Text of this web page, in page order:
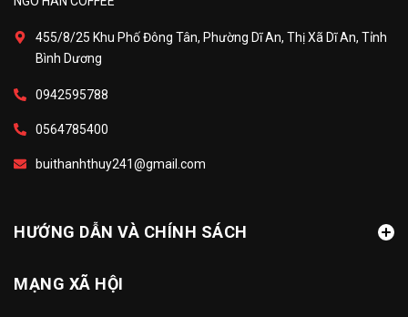
455/8/25 Khu Phố Đông Tân, Phường Dĩ An, Thị Xã Dĩ An, Tỉnh
Bình Dương
0942595788
0564785400
buithanhthuy241@gmail.com
HƯỚNG DẪN VÀ CHÍNH SÁCH
MẠNG XÃ HỘI